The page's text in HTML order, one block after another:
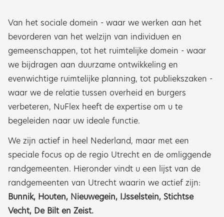
Van het sociale domein - waar we werken aan het
bevorderen van het welzijn van individuen en
gemeenschappen, tot het ruimtelijke domein - waar
we bijdragen aan duurzame ontwikkeling en
evenwichtige ruimtelijke planning, tot publiekszaken -
waar we de relatie tussen overheid en burgers
verbeteren, NuFlex heeft de expertise om u te
begeleiden naar uw ideale functie.
We zijn actief in heel Nederland, maar met een
speciale focus op de regio Utrecht en de omliggende
randgemeenten. Hieronder vindt u een lijst van de
randgemeenten van Utrecht waarin we actief zijn:
Bunnik, Houten, Nieuwegein, IJsselstein, Stichtse
Vecht, De Bilt en Zeist.